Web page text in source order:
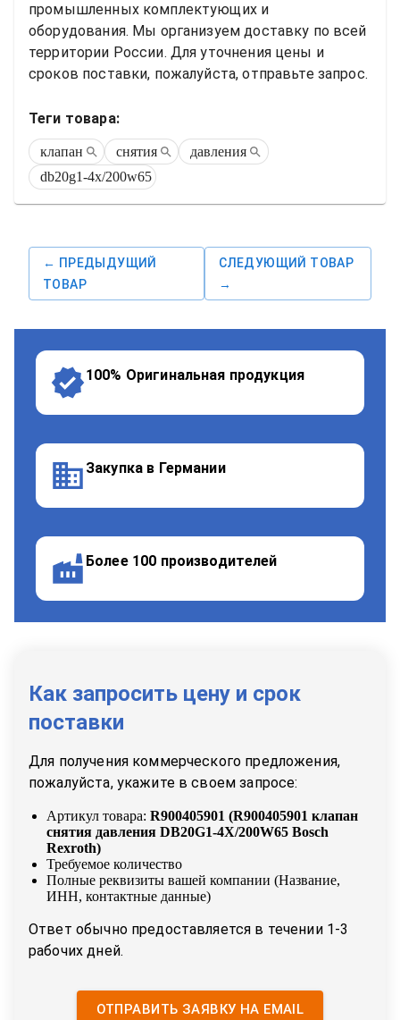
промышленных комплектующих и
оборудования. Мы организуем доставку по всей
территории России. Для уточнения цены и
сроков поставки, пожалуйста, отправьте запрос.
Теги товара:
клапан снятия
давления
db20g1-4x/200w65
← ПРЕДЫДУЩИЙ
ТОВАР
СЛЕДУЮЩИЙ ТОВАР
→
100% Оригинальная продукция
Закупка в Германии
Более 100 производителей
Как запросить цену и срок
поставки
Для получения коммерческого предложения,
пожалуйста, укажите в своем запросе:
Артикул товара: R900405901 (R900405901 клапан
снятия давления DB20G1-4X/200W65 Bosch
Rexroth)
Требуемое количество
Полные реквизиты вашей компании (Название,
ИНН, контактные данные)
Ответ обычно предоставляется в течении 1-3
рабочих дней.
ОТПРАВИТЬ ЗАЯВКУ НА EMAIL